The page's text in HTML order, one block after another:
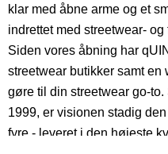
klar med åbne arme og et
indrettet med streetwear-
Siden vores åbning har
streetwear butikker samt
gøre til din streetwear go-
1999, er visionen stadig
fyre - leveret i den højeste